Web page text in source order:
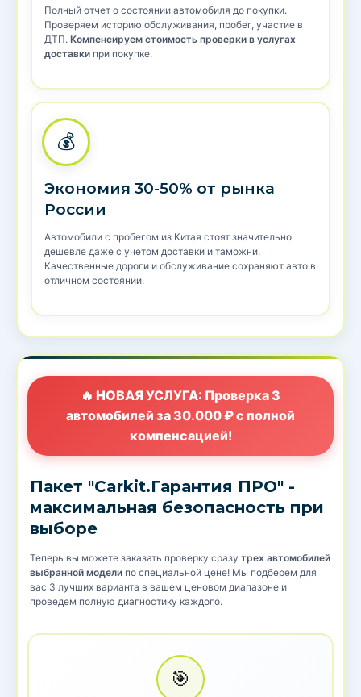
Полный отчет о состоянии автомобиля до покупки.
Проверяем историю обслуживания, пробег, участие в
ДТП. Компенсируем стоимость проверки в услугах
доставки при покупке.
💰
Экономия 30-50% от рынка
России
Автомобили с пробегом из Китая стоят значительно
дешевле даже с учетом доставки и таможни.
Качественные дороги и обслуживание сохраняют авто в
отличном состоянии.
🔥 НОВАЯ УСЛУГА: Проверка 3
автомобилей за 30.000 ₽ с полной
компенсацией!
Пакет "Carkit.Гарантия ПРО" -
максимальная безопасность при
выборе
Теперь вы можете заказать проверку сразу трех автомобилей
выбранной модели по специальной цене! Мы подберем для
вас 3 лучших варианта в вашем ценовом диапазоне и
проведем полную диагностику каждого.
🎯